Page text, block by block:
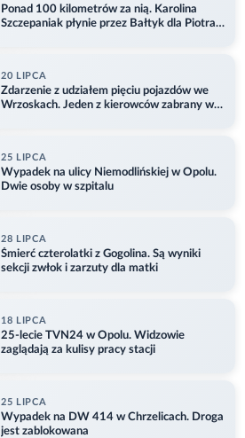
Ponad 100 kilometrów za nią. Karolina
Szczepaniak płynie przez Bałtyk dla Piotra.
20 LIPCA
Zdarzenie z udziałem pięciu pojazdów we
Wrzoskach. Jeden z kierowców zabrany w
25 LIPCA
Wypadek na ulicy Niemodlińskiej w Opolu.
Dwie osoby w szpitalu
28 LIPCA
Śmierć czterolatki z Gogolina. Są wyniki
sekcji zwłok i zarzuty dla matki
18 LIPCA
25-lecie TVN24 w Opolu. Widzowie
zaglądają za kulisy pracy stacji
25 LIPCA
Wypadek na DW 414 w Chrzelicach. Droga
jest zablokowana